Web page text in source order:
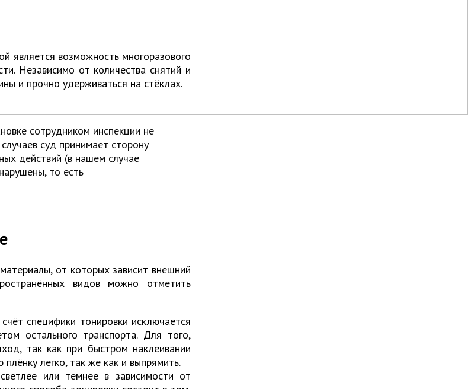
является возможность многоразового
Независимо от количества снятий и
и прочно удерживаться на стёклах.
сотрудником инспекции не
суд принимает сторону
действий (в нашем случае
то есть
от которых зависит внешний
видов можно отметить
специфики тонировки исключается
остального транспорта. Для того,
так как при быстром наклеивании
плёнку легко, так же как и выпрямить.
или темнее в зависимости от